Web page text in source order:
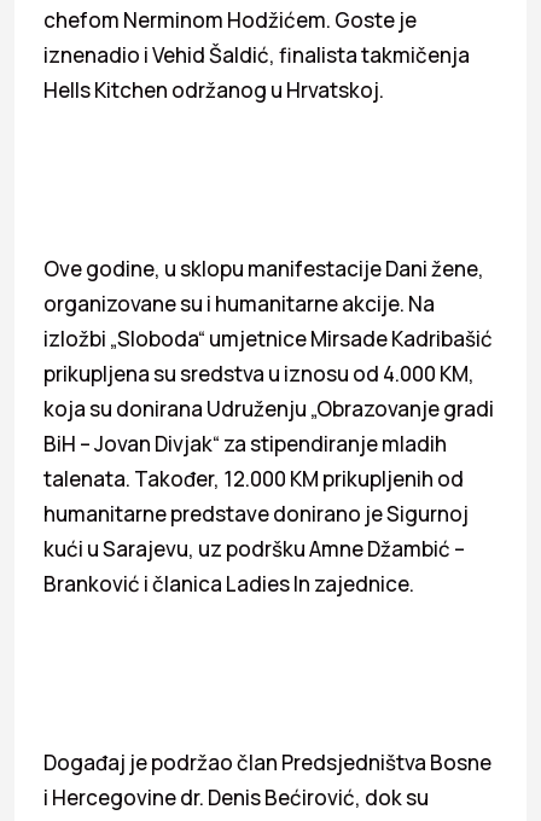
chefom Nerminom Hodžićem. Goste je
iznenadio i Vehid Šaldić, finalista takmičenja
Hells Kitchen održanog u Hrvatskoj.
Ove godine, u sklopu manifestacije Dani žene,
organizovane su i humanitarne akcije. Na
izložbi „Sloboda“ umjetnice Mirsade Kadribašić
prikupljena su sredstva u iznosu od 4.000 KM,
koja su donirana Udruženju „Obrazovanje gradi
BiH – Jovan Divjak“ za stipendiranje mladih
talenata. Također, 12.000 KM prikupljenih od
humanitarne predstave donirano je Sigurnoj
kući u Sarajevu, uz podršku Amne Džambić –
Branković i članica Ladies In zajednice.
Događaj je podržao član Predsjedništva Bosne
i Hercegovine dr. Denis Bećirović, dok su